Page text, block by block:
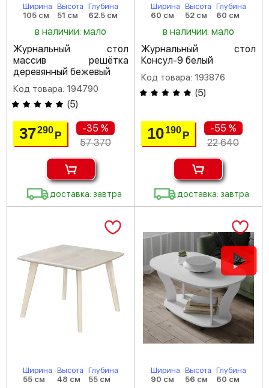
Ширина
105 см
Высота
51 см
Глубина
62.5 см
в наличии: мало
Журнальный стол
массив решётка
деревянный бежевый
Код товара: 194790
(5)
37290Р
-35 %
57 370
доставка: завтра
Ширина
60 см
Высота
52 см
Глубина
60 см
в наличии: мало
Журнальный стол
Консул-9 белый
Код товара: 193876
(5)
10 190 Р
-55 %
22 640
доставка: завтра
Ширина
55 см
Высота
48 см
Глубина
55 см
Ширина
90 см
Высота
56 см
Глубина
60 см